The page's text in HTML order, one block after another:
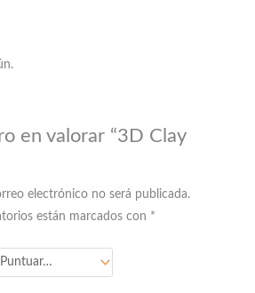
en valorar “3D Clay
electrónico no será publicada.
están marcados con *